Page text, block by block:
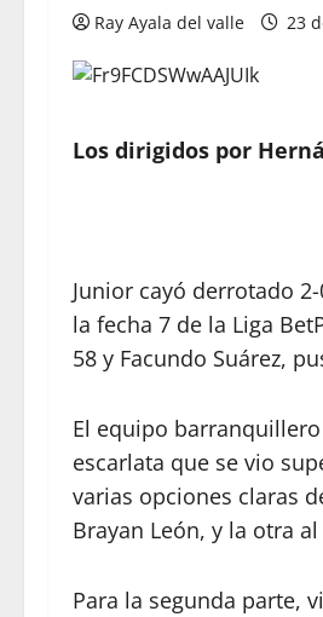
Ray Ayala del valle 23
Los dirigidos por
Junior cayó derrotado
la fecha 7 de la Liga
58 y Facundo Suárez,
El equipo
escarlata que se vio
varias opciones claras
Brayan León, y la otra
Para la segunda parte,